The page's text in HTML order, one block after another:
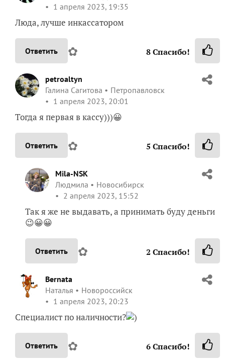
1 апреля 2023, 19:35
Люда, лучше инкассатором
Ответить ✿ 8Спасибо!
petroaltyn
Галина Сагитова
Петропавловск
1 апреля 2023, 20:01
Тогда я первая в кассу)))😀
Ответить ✿ 5 Спасибо!
Mila-NSK
Людмила
Новосибирск
2 апреля 2023, 15:52
Так я же не выдавать, а принимать буду деньги
😉😀😀
Ответить ✿ 2 Спасибо!
Bernata
Наталья
Новороссийск
1 апреля 2023, 20:23
Специалист по наличности? )
Ответить ✿ 6Спасибо!